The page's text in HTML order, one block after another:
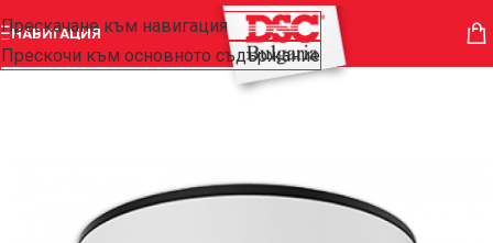
Прескачане към навигация
Прескочи към основното съдържание
НАВИГАЦИЯ